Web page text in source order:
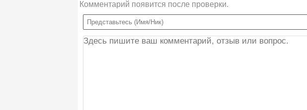
Комментарий появится после проверки.